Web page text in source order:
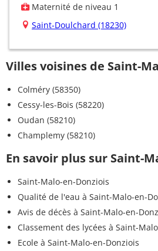
Maternité de niveau 1
Saint-Doulchard (18230)
Villes voisines de Saint-
Colméry (58350)
Cessy-les-Bois (58220)
Oudan (58210)
Champlemy (58210)
En savoir plus sur Saint-
Saint-Malo-en-Donziois
Qualité de l'eau à Saint-Malo-en-
Avis de décès à Saint-Malo-en-
Classement des lycées à Saint-
Ecole à Saint-Malo-en-Donziois